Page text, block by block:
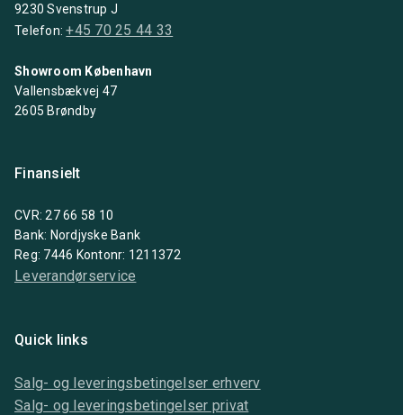
9230 Svenstrup J
Telefon:+45 70 25 44 33
Showroom København
Vallensbækvej 47
2605 Brøndby
Finansielt
CVR: 27 66 58 10
Bank: Nordjyske Bank
Reg: 7446 Kontonr: 1211372
Leverandørservice
Quick links
Salg- og leveringsbetingelser erhverv
Salg- og leveringsbetingelser privat